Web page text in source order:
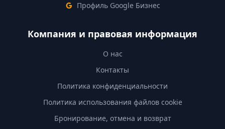
Профиль Google Бизнес
Компания и правовая информация
О нас
Контакты
Политика конфиденциальности
Политика использования файлов cookie
Бронирование, отмена и возврат